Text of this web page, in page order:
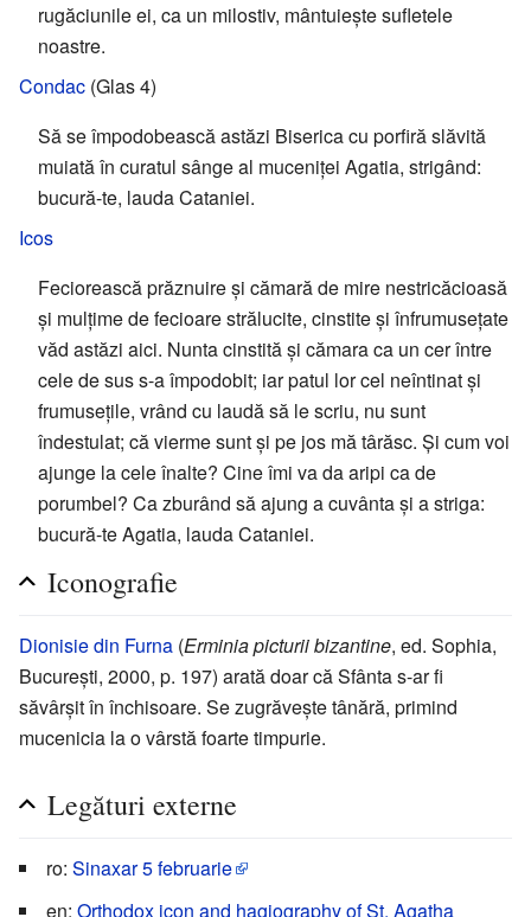
rugăciunile ei, ca un milostiv, mântuiește sufletele
noastre.
Condac (Glas 4)
Să se împodobească astăzi Biserica cu porfiră slăvită
muiată în curatul sânge al muceniței Agatia, strigând:
bucură-te, lauda Cataniei.
Icos
Feciorească prăznuire și cămară de mire nestricăcioasă
și mulțime de fecioare strălucite, cinstite și înfrumusețate
văd astăzi aici. Nunta cinstită și cămara ca un cer între
cele de sus s-a împodobit; iar patul lor cel neîntinat și
frumusețile, vrând cu laudă să le scriu, nu sunt
îndestulat; că vierme sunt și pe jos mă târăsc. Şi cum voi
ajunge la cele înalte? Cine îmi va da aripi ca de
porumbel? Ca zburând să ajung a cuvânta și a striga:
bucură-te Agatia, lauda Cataniei.
Iconografie
Dionisie din Furna (Erminia picturii bizantine, ed. Sophia,
București, 2000, p. 197) arată doar că Sfânta s-ar fi
săvârșit în închisoare. Se zugrăvește tânără, primind
mucenicia la o vârstă foarte timpurie.
Legături externe
ro: Sinaxar 5 februarie
en: Orthodox icon and hagiography of St. Agatha